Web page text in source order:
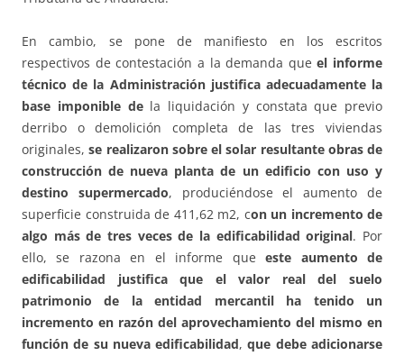
En cambio, se pone de manifiesto en los escritos
respectivos de contestación a la demanda queel informe
técnico de la Administración justifica adecuadamente la
base imponible dela liquidación y constata que previo
derribo o demolición completa de las tres viviendas
originales,se realizaron sobre el solar resultante obras de
construcción de nueva planta de un edificio con uso y
destino supermercado, produciéndose el aumento de
superficie construida de 411,62 m2, con un incremento de
algo más de tres veces de la edificabilidad original. Por
ello, se razona en el informe queeste aumento de
edificabilidad justifica que el valor real del suelo
patrimonio de la entidad mercantil ha tenido un
incremento en razón del aprovechamiento del mismo en
función de su nueva edificabilidad,que debe adicionarse